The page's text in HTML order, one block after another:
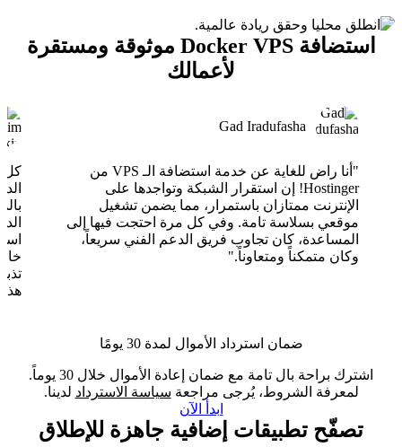
استضافة Docker VPS موثوقة ومستقرة
لأعمالك
Gad Iradufasha
"أنا راض للغاية عن خدمة استضافة الـ VPS من
Hostinger! إن استقرار الشبكة وتواجدها على
الإنترنت ممتازان باستمرار، مما يضمن تشغيل
موقعي بسلاسة تامة. وفي كل مرة احتجت فيها إلى
المساعدة، كان تجاوب فريق الدعم الفني سريعاً،
وكان متمكناً ومتعاوناً."
هذا
ضمان استرداد الأموال لمدة 30 يومًا
اشترك براحة بال تامة مع ضمان إعادة الأموال خلال 30 يوماً.
لمعرفة الشروط، يُرجى مراجعة سياسة الاسترداد لدينا.
ابدأ الآن
تصفّح تطبيقات إضافية جاهزة للإطلاق